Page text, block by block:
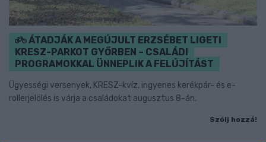
ÁTADJÁK A MEGÚJULT ERZSÉBET LIGETI
KRESZ-PARKOT GYŐRBEN – CSALÁDI
PROGRAMOKKAL ÜNNEPLIK A FELÚJÍTÁST
Ügyességi versenyek, KRESZ-kvíz, ingyenes kerékpár- és e-
rollerjelölés is várja a családokat augusztus 8-án.
Szólj hozzá!